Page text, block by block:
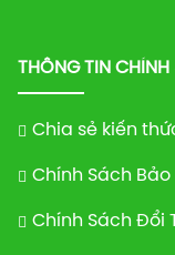
THÔNG TIN CHÍNH
Chia sẻ kiến
Chính Sách Bảo
Chính Sách Đổi